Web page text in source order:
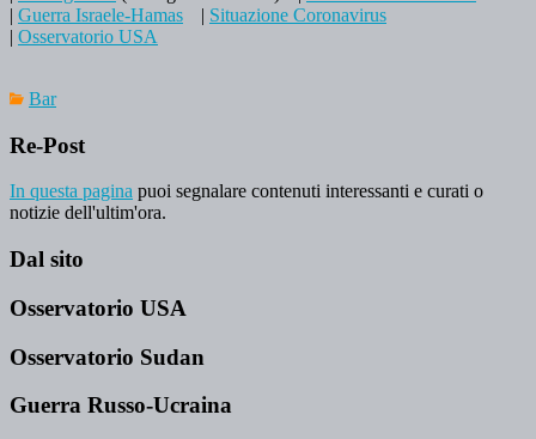
| Guerra Israele-Hamas | Situazione Coronavirus
| Osservatorio USA
Bar
Re-Post
In questa pagina puoi segnalare contenuti interessanti e curati o
notizie dell'ultim'ora.
Dal sito
Osservatorio USA
Osservatorio Sudan
Guerra Russo-Ucraina